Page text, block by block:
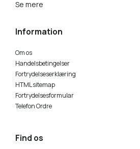
Se mere
Information
Om os
Handelsbetingelser
Fortrydelseserklæring
HTML sitemap
Fortrydelsesformular
Telefon Ordre
Find os